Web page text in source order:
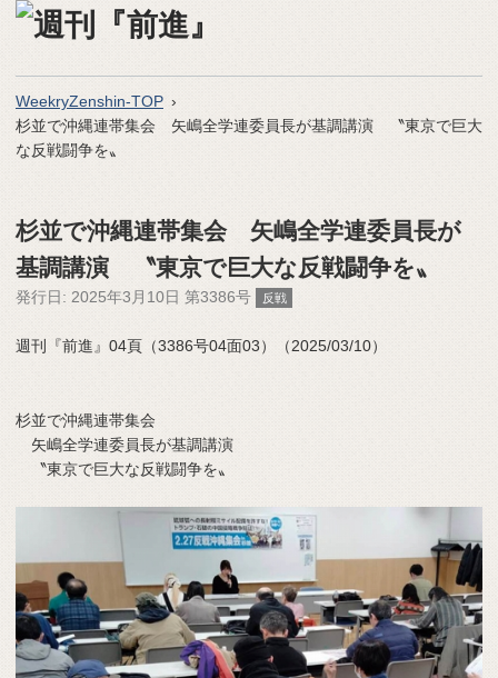
WeekryZenshin-TOP
杉並で沖縄連帯集会 矢嶋全学連委員長が基調講演 〝東京で巨大
な反戦闘争を〟
杉並で沖縄連帯集会 矢嶋全学連委員長が
基調講演 〝東京で巨大な反戦闘争を〟
発行日: 2025年3月10日 第3386号 反戦
週刊『前進』04頁（3386号04面03）（2025/03/10）
杉並で沖縄連帯集会
矢嶋全学連委員長が基調講演
〝東京で巨大な反戦闘争を〟